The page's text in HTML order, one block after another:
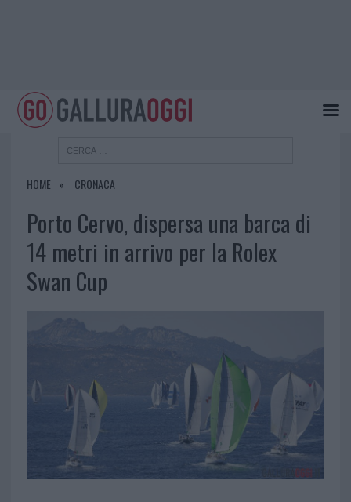
HOME CRONACA
Porto Cervo, dispersa una barca di
14 metri in arrivo per la Rolex
Swan Cup